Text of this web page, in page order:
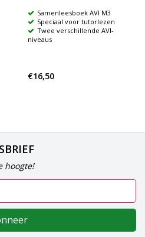
Samenleesboek AVI M3
Speciaal voor tutorlezen
Twee verschillende AVI-
niveaus
€16,50
hoogte!